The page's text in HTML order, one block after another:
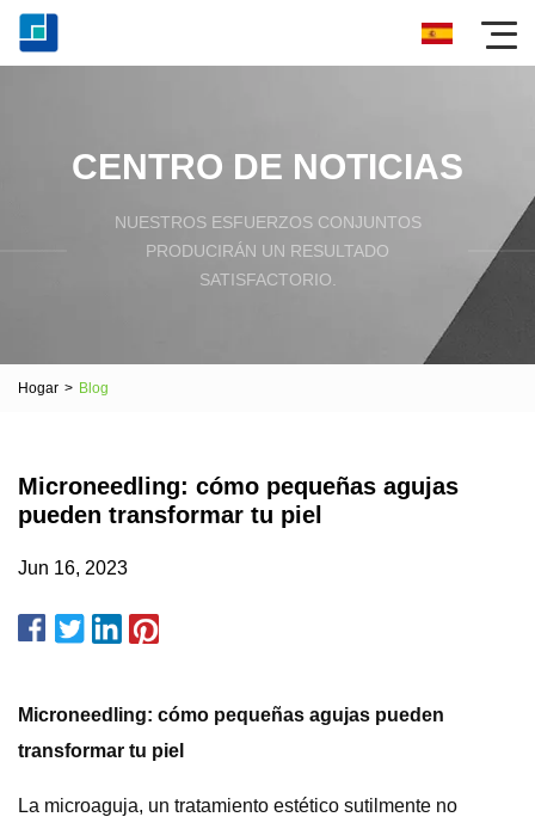
CENTRO DE NOTICIAS
NUESTROS ESFUERZOS CONJUNTOS
PRODUCIRÁN UN RESULTADO
SATISFACTORIO.
Hogar > Blog
Microneedling: cómo pequeñas agujas
pueden transformar tu piel
Jun 16, 2023
Microneedling: cómo pequeñas agujas pueden
transformar tu piel
La microaguja, un tratamiento estético sutilmente no